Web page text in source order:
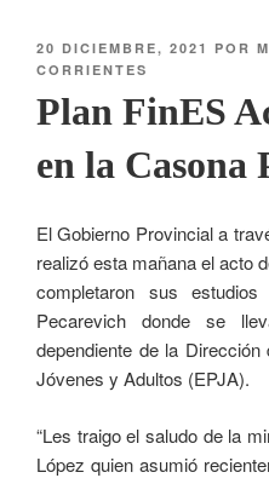
20 DICIEMBRE, 2021 POR
CORRIENTES
Plan FinES
en la Casona
El Gobierno Provincial a
realizó esta mañana el acto
completaron sus
Pecarevich donde se
dependiente de la
Jóvenes y Adultos (EPJA).
“Les traigo el saludo de la
López quien asumió